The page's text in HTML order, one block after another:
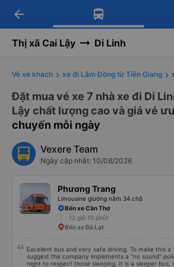
Tải app Vexere ngay!
Nhận ưu đãi thành viên độc
Tải app Vexere
-30k/ghế khi đặt vé máy bay
arrow_back
Thị xã Cai Lậy Di Linh
Vé xe khách xe đi Lâm Đồng từ Tiền Giang
Đặt mua vé xe 7 nhà xe đi Di
Lậy chất lượng cao và giá vé
chuyến mỗi ngày
Vexere Team
Ngày cập nhật: 10/08/2026
Phương Trang
Limousine giường nằm 34 chỗ
Bến xe Cần Thơ
12 giờ 10 phút
Bến xe Đà Lạt
Excellent bus and very safe driving. To make this
suggest the company implements a "no sound"
night to respect those sleeping. It is a sleeper bus,